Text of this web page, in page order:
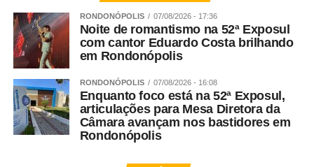
RONDONÓPOLIS 07/08/2026 - 17:36
Noite de romantismo na 52ª Exposul
com cantor Eduardo Costa brilhando
em Rondonópolis
RONDONÓPOLIS 07/08/2026 - 16:08
Enquanto foco está na 52ª Exposul,
articulações para Mesa Diretora da
Câmara avançam nos bastidores em
Rondonópolis